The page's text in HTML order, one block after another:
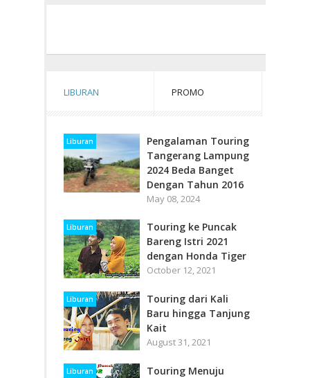
LIBURAN PROMO
Liburan
Pengalaman Touring
Tangerang Lampung
2024 Beda Banget
Dengan Tahun 2016
May 08, 2024
Liburan
Touring ke Puncak
Bareng Istri 2021
dengan Honda Tiger
October 12, 2021
Liburan
Touring dari Kali
Baru hingga Tanjung
Kait
August 31, 2021
Liburan
Touring Menuju